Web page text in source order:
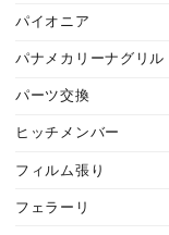
パイオニア
パナメカリーナグリル
パーツ交換
ヒッチメンバー
フィルム張り
フェラーリ